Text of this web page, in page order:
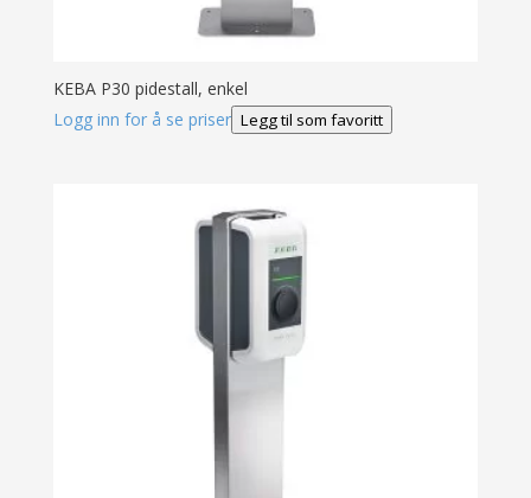
KEBA P30 pidestall, enkel
Logg inn for å se priser Legg til som favoritt